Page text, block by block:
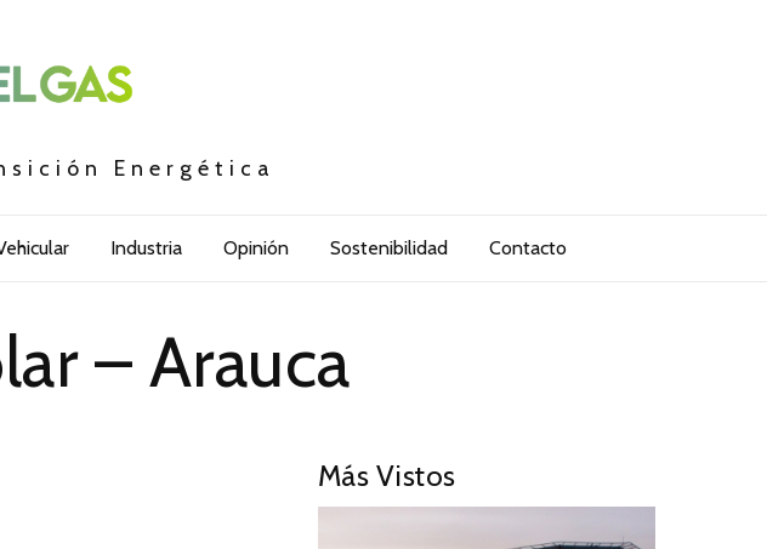
Energética
Industria Opinión Sostenibilidad Contacto
– Arauca
Más Vistos